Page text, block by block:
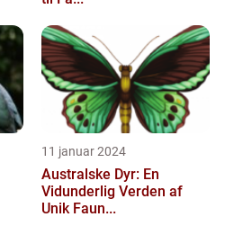
11 januar 2024
Australske Dyr: En
Vidunderlig Verden af
Unik Faun...